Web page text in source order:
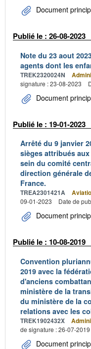
Document
Publié le : 26-08-2023
Note du 23 aout
agents dont les
TREK2320024N
signature : 23-08-2023
Document
Publié le : 19-01-2023
Arrêté du 9 janvier
sièges attribués
sein du comité
direction générale
France.
TREA2301421A
09-01-2023
Date de
Document
Publié le : 10-08-2019
Convention
2019 avec la
d'anciens
ministère de la
du ministère de la
relations avec les
TREK1902432X
de signature : 26-07-2019
Document